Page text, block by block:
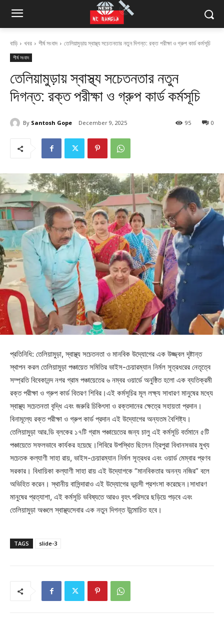
বাড়ি খবর শীর্ষ সংবাদ তেলিয়ামুড়ায় স্বাস্থ্য সচেতনতার নতুন দিগন্ত: রক্ত পরীক্ষা ও গ্রুপ কার্ড কর্মসূচি
শীর্ষ সংবাদ
তেলিয়ামুড়ায় স্বাস্থ্য সচেতনতার নতুন
দিগন্ত: রক্ত পরীক্ষা ও গ্রুপ কার্ড কর্মসূচি
By Santosh Gope December 9, 2025 0
95
প্রতিনিধি: তেলিয়ামুড়া, স্বাস্থ্য সচেতনতা ও মানবিক উদ্যোগের এক উজ্জ্বল দৃষ্টান্ত
স্থাপন করল তেলিয়ামুড়া পঞ্চায়েত সমিতির ভাইস-চেয়ারম্যান নির্মল সূত্রধরের নেতৃত্বে
সম্প্রতি বিবেকানন্দ নগর গ্রাম পঞ্চায়েতের ৬ নম্বর ওয়ার্ডে অনুষ্ঠিত হলো এক ব্যতিক্রমী
রক্ত পরীক্ষা ও গ্রুপ কার্ড বিতরণ শিবির।এই কর্মসূচির মূল লক্ষ্য সাধারণ মানুষের মধ্যে
স্বাস্থ্য সচেতনতা বৃদ্ধি এবং জরুরি চিকিৎসা ও রক্তদানের ক্ষেত্রে সহায়তা প্রদান।
বিনামূল্যে রক্ত পরীক্ষা ও গ্রুপ কার্ড প্রদান এই উদ্যোগের অন্যতম বৈশিষ্ট্য।
তেলিয়ামুড়া আর.ডি ব্লকের ১৭টি গ্রাম পঞ্চায়েতের জন্য চালু এই কর্মসূচি বর্তমানে ৫টি
পঞ্চায়েতে সফলভাবে কার্যকর হয়েছে।শিবিরে উপস্থিত ছিলেন ত্রিপুরা বিধানসভার মুখ্য
সচেতক কল্যাণী সাহা রায়, ভাইস-চেয়ারম্যান নির্মল সূত্রধর এবং ওয়ার্ড মেম্বার প্রণব
সরকার। বিধায়িকা কল্যাণী সাহা রায় এই উদ্যোগকে “মানবিকতার অনন্য নজির” বলে
অভিহিত করেন। স্থানীয় বাসিন্দারাও এই উদ্যোগের ভূয়সী প্রশংসা করেছেন।সাধারণ
মানুষের প্রত্যাশা, এই কর্মসূচি ভবিষ্যতে আরও বৃহৎ পরিসরে ছড়িয়ে পড়বে এবং
তেলিয়ামুড়া অঞ্চলে স্বাস্থ্যসেবার এক নতুন দিগন্ত উন্মোচিত হবে।
TAGS slide-3